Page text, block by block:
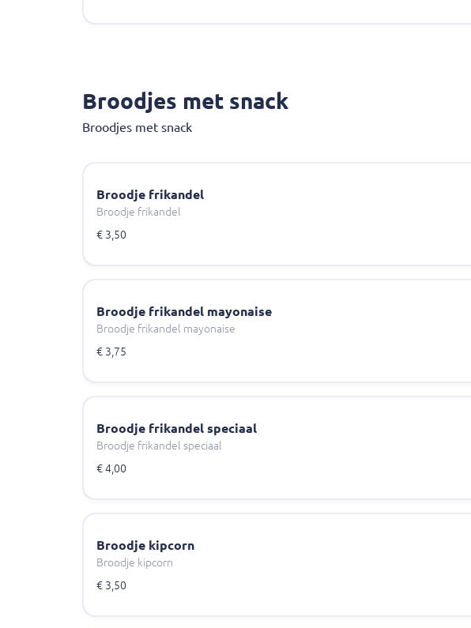
Broodjes met snack
Broodjes met snack
Broodje frikandel
Broodje frikandel
€ 3,50
Broodje frikandel mayonaise
Broodje frikandel mayonaise
€ 3,75
Broodje frikandel speciaal
Broodje frikandel speciaal
€ 4,00
Broodje kipcorn
Broodje kipcorn
€ 3,50